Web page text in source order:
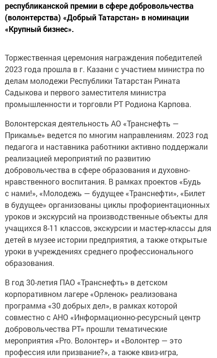
республиканской премии в сфере добровольчества
(волонтерства) «Добрый Татарстан» в номинации
«Крупный бизнес».
Торжественная церемония награждения победителей
2023 года прошла в г. Казани с участием министра по
делам молодежи Республики Татарстан Рината
Садыкова и первого заместителя министра
промышленности и торговли РТ Родиона Карпова.
Волонтерская деятельность АО «Транснефть —
Прикамье» ведется по многим направлениям. 2023 год
педагога и наставника работники активно поддержали
реализацией мероприятий по развитию
добровольчества в сфере образования и духовно-
нравственного воспитания. В рамках проектов «Будь
с нами!», «Молодежь — будущее «Транснефти», «Билет
в будущее» организованы циклы профориентационных
уроков и экскурсий на производственные объекты для
учащихся 8-11 классов, экскурсии и мастер-классы для
детей в музее истории предприятия, а также открытые
уроки в учреждениях среднего профессионального
образования.
В год 30-летия ПАО «Транснефть» в детском
корпоративном лагере «Орленок» реализована
программа «30 добрых дел», в рамках которой
совместно с АНО «Информационно-ресурсный центр
добровольчества РТ» прошли тематические
мероприятия «Pro. Волонтер» и «Волонтер — это
профессия или призвание?», а также квиз-игра,